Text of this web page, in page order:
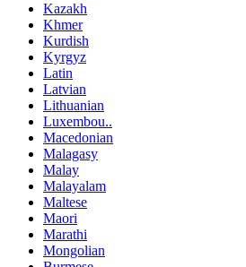
Kazakh
Khmer
Kurdish
Kyrgyz
Latin
Latvian
Lithuanian
Luxembou..
Macedonian
Malagasy
Malay
Malayalam
Maltese
Maori
Marathi
Mongolian